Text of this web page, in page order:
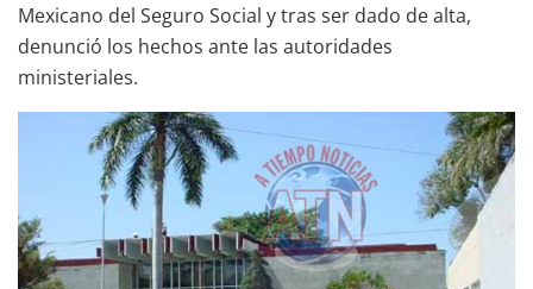
Mexicano del Seguro Social y tras ser dado de alta,
denunció los hechos ante las autoridades
ministeriales.